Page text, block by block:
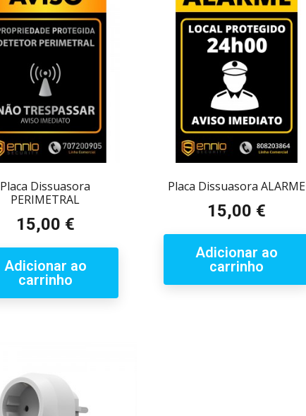
Placa Dissuasora
PERIMETRAL
Preço
15,00 €
Adicionar ao
carrinho
Placa Dissuasora ALARME
Preço
15,00 €
Adicionar ao
carrinho